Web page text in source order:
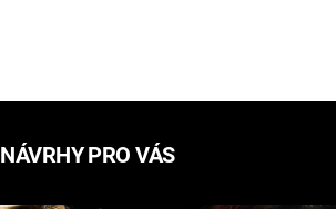
NÁVRHY PRO VÁS